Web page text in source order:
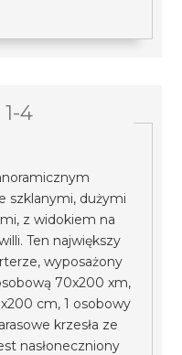
4
szklanymi, dużymi
z widokiem na
Ten największy
wyposażony
70x200 xm,
cm, 1 osobowy
krzesła ze
nasłoneczniony